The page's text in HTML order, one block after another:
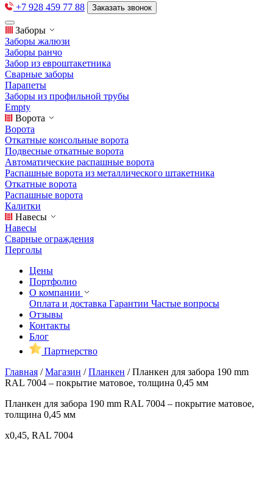
+7 928 459 77 88 Заказать звонок
Заборы
Заборы жалюзи
Заборы ранчо
Забор из евроштакетника
Сварные заборы
Парапеты
Заборы из профильной трубы
Empty
Ворота
Ворота
Откатные консольные ворота
Подвесные откатные ворота
Автоматические распашные ворота
Распашные ворота из металлического штакетника
Откатные ворота
Распашные ворота
Калитки
Навесы
Навесы
Сварные ограждения
Перголы
Цены
Портфолио
О компании
Оплата и доставка Гарантии Частые вопросы
Отзывы
Контакты
Блог
Партнерство
Главная /Магазин /Планкен /Планкен для забора 190 mm
RAL 7004 – покрытие матовое, толщина 0,45 мм
Планкен для забора 190 mm RAL 7004 – покрытие матовое,
толщина 0,45 мм
x0,45, RAL 7004